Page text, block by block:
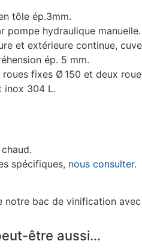
tôle ép.3mm.
pompe hydraulique manuelle.
et extérieure continue,
ép. 5 mm.
roues fixes Ø 150 et deux
inox 304 L.
spécifiques, nous consulter.
notre bac de vinification
être aussi…